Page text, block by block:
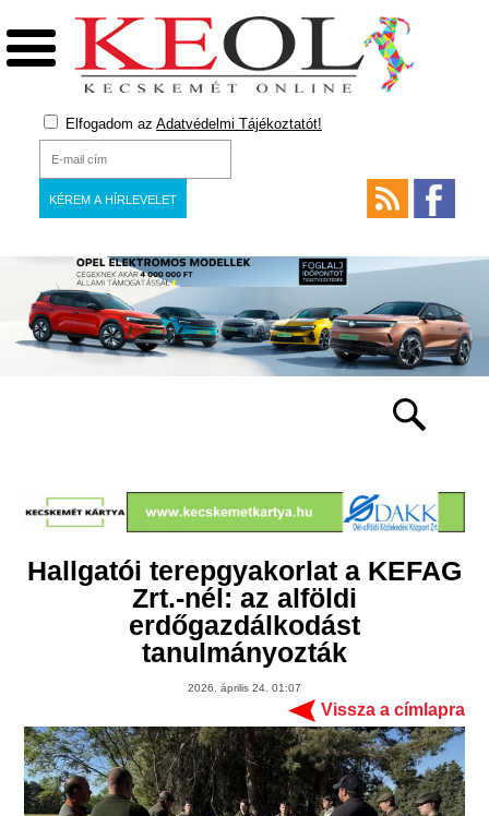
Elfogadom az Adatvédelmi Tájékoztatót!
Hallgatói terepgyakorlat a KEFAG
Zrt.-nél: az alföldi
erdőgazdálkodást
tanulmányozták
2026. április 24. 01:07
Vissza a címlapra